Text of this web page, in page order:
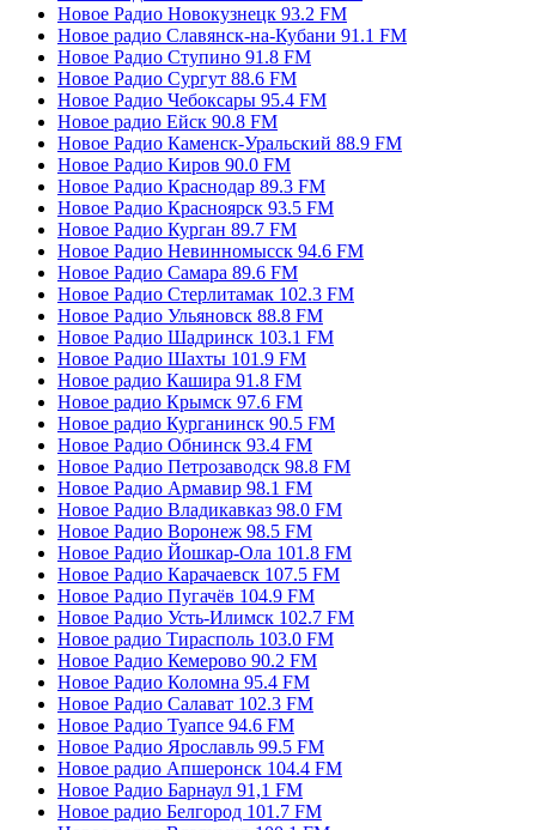
Новое Радио Новокузнецк 93.2 FM
Новое радио Славянск-на-Кубани 91.1 FM
Новое Радио Ступино 91.8 FM
Новое Радио Сургут 88.6 FM
Новое Радио Чебоксары 95.4 FM
Новое радио Ейск 90.8 FM
Новое Радио Каменск-Уральский 88.9 FM
Новое Радио Киров 90.0 FM
Новое Радио Краснодар 89.3 FM
Новое Радио Красноярск 93.5 FM
Новое Радио Курган 89.7 FM
Новое Радио Невинномысск 94.6 FM
Новое Радио Самара 89.6 FM
Новое Радио Стерлитамак 102.3 FM
Новое Радио Ульяновск 88.8 FM
Новое Радио Шадринск 103.1 FM
Новое Радио Шахты 101.9 FM
Новое радио Кашира 91.8 FM
Новое радио Крымск 97.6 FM
Новое радио Курганинск 90.5 FM
Новое Радио Обнинск 93.4 FM
Новое Радио Петрозаводск 98.8 FM
Новое Радио Армавир 98.1 FM
Новое Радио Владикавказ 98.0 FM
Новое Радио Воронеж 98.5 FM
Новое Радио Йошкар-Ола 101.8 FM
Новое Радио Карачаевск 107.5 FM
Новое Радио Пугачёв 104.9 FM
Новое Радио Усть-Илимск 102.7 FM
Новое радио Тирасполь 103.0 FM
Новое Радио Кемерово 90.2 FM
Новое Радио Коломна 95.4 FM
Новое Радио Салават 102.3 FM
Новое Радио Туапсе 94.6 FM
Новое Радио Ярославль 99.5 FM
Новое радио Апшеронск 104.4 FM
Новое Радио Барнаул 91,1 FM
Новое радио Белгород 101.7 FM